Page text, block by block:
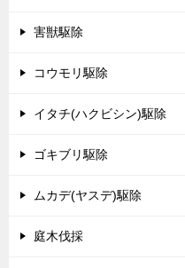
害獣駆除
コウモリ駆除
イタチ(ハクビシン)駆除
ゴキブリ駆除
ムカデ(ヤスデ)駆除
庭木伐採